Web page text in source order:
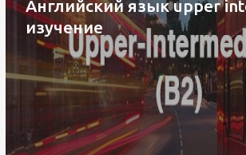
Английский язык upper
изучение